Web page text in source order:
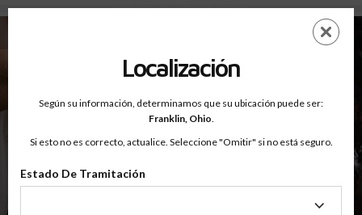
Info Para - Aprender A Compartir La Crianza
EN
Aprender A Compartir La
Localización
Según su información, determinamos que su ubicación puede ser:
Franklin, Ohio.
Si esto no es correcto, actualice. Seleccione "Omitir" si no está seguro.
Estado De Tramitación